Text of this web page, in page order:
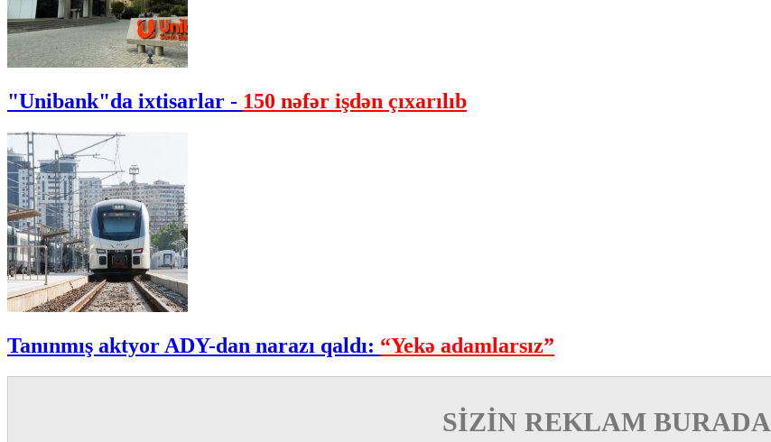
"Unibank"da ixtisarlar - 150 nəfər işdən çıxarılıb
Tanınmış aktyor ADY-dan narazı qaldı: “Yekə adamlarsız”
SİZİN REKLAM BURADA